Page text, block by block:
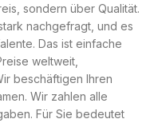
sondern über Qualität.
nachgefragt, und es
Das ist einfache
weltweit,
beschäftigen Ihren
Wir zahlen alle
Für Sie bedeutet